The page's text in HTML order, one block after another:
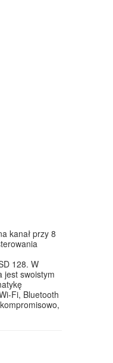
kanał przy 8
128. W
jest swoistym
Fi, Bluetooth